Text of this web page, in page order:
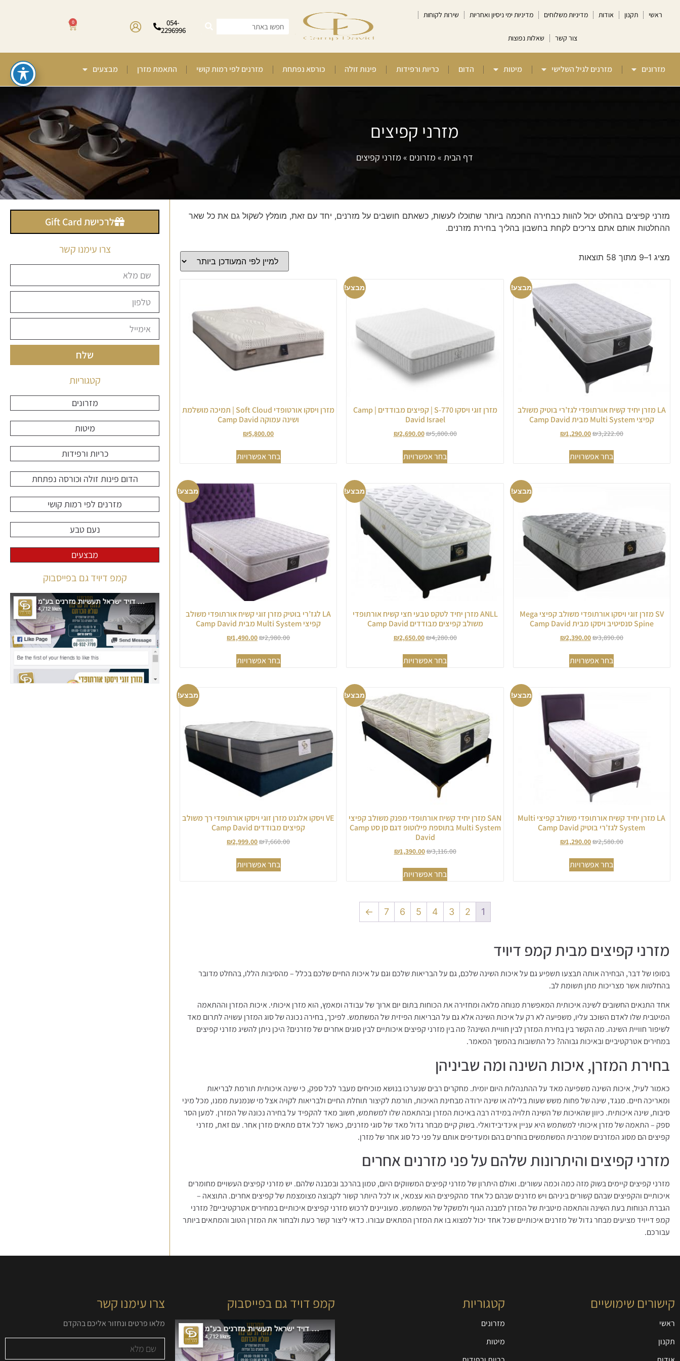
ראשי תקנון אודות מדיניות משלוחים מדיניות ימי ניסיון ואחריות שירות לקוחות
צור קשר שאלות נפוצות
054-
2296996
0
מזרונים מזרנים לגיל השלישי מיטות הדום כריות ורפידות פינות זולה כורסא נפתחת מזרנים לפי רמות קושי התאמת מזרן מבצעים
מזרני קפיצים
דף הבית » מזרונים » מזרני קפיצים
מזרני קפיצים בהחלט יכול להוות כבחירה החכמה ביותר שתוכלו לעשות, כשאתם חושבים על מזרנים, יחד עם זאת, מומלץ לשקול גם את כל שאר
ההחלטות אותם אתם צריכים לקחת בחשבון בהליך בחירת מזרנים.
מציג 1–9 מתוך 58 תוצאות
מבצע!
LA מזרן יחיד קשיח אורתופדי לגז’רי בוטיק משולב
קפיצי Multi System מבית Camp David
₪3,222.00
₪1,290.00
בחר אפשרויות
מבצע!
מזרן זוגי ויסקו 770-S | קפיצים מבודדים | Camp
David Israel
₪5,800.00
₪2,690.00
בחר אפשרויות
מזרן ויסקו אורטופדי Soft Cloud | תמיכה מושלמת
ושינה עמוקה Camp David
₪5,800.00
בחר אפשרויות
מבצע!
SV מזרן זוגי ויסקו אורתופדי משולב קפיצי Mega
Spine סנסיטיב ויסקו מבית Camp David
₪3,890.00
₪2,390.00
בחר אפשרויות
מבצע!
ANLL מזרן יחיד לטקס טבעי חצי קשיח אורתופדי
משולב קפיצים מבודדים Camp David
₪4,280.00
₪2,650.00
בחר אפשרויות
מבצע!
LA לגז’רי בוטיק מזרן זוגי קשיח אורתופדי משולב
קפיצי Multi System מבית Camp David
₪2,980.00
₪1,490.00
בחר אפשרויות
מבצע!
LA מזרן יחיד קשיח אורתופדי משולב קפיצי Multi
System לגז’רי בוטיק Camp David
₪2,580.00
₪1,290.00
בחר אפשרויות
מבצע!
SAN מזרן יחיד קשיח אורתופדי מפנק משולב קפיצי
Multi System בתוספת פילוטופ דגם סן סט Camp
David
₪3,116.00
₪1,390.00
בחר אפשרויות
מבצע!
VE ויסקו אלגנט מזרן זוגי ויסקו אורתופדי רך משולב
קפיצים מבודדים Camp David
₪7,660.00
₪2,999.00
בחר אפשרויות
1
2
3
4
5
6
7
←
מזרני קפיצים מבית קמפ דיויד
בסופו של דבר, הבחירה אותה תבצעו תשפיע גם על איכות השינה שלכם, גם על הבריאות שלכם וגם על איכות החיים שלכם בכלל – מהסיבות הללו, בהחלט מדובר
בהחלטות אשר מצריכות מתן תשומת לב.
אחד התנאים החשובים לשינה איכותית המאפשרת מנוחה מלאה ומחזירה את הכוחות בתום יום ארוך של עבודה ומאמץ, הוא מזרן איכותי. איכות המזרן וההתאמה
המיטבית שלו לאדם השוכב עליו, משפיעה לא רק על איכות השינה אלא גם על הבריאות הפיזית של המשתמש. לפיכך, בחירה נכונה של סוג המזרן עשויה לתרום מאד
לשיפור חוויית השינה. מה הקשר בין בחירת המזרן לבין חוויית השינה? מה בין מזרני קפיצים איכותיים לבין סוגים אחרים של מזרנים? היכן ניתן להשיג מזרני קפיצים
במחירים אטרקטיביים ובאיכות גבוהה? כל התשובות בהמשך המאמר.
בחירת המזרן, איכות השינה ומה שביניהן
כאמור לעיל, איכות השינה משפיעה מאד על ההתנהלות היום יומית. מחקרים רבים שנערכו בנושא מוכיחים מעבר לכל ספק, כי שינה איכותית תורמת לבריאות
ומאריכה חיים. מנגד, שינה של פחות משש שעות בלילה או שינה ירודה מבחינת האיכות, תורמת לקיצור תוחלת החיים ולבריאות לקויה אצל מי שנמנעת ממנו, מכל מיני
סיבות, שינה איכותית. כיוון שהאיכות של השינה תלויה במידה רבה באיכות המזרן ובהתאמה שלו למשתמש, חשוב מאד להקפיד על בחירה נכונה של המזרן. למען הסר
ספק – התאמה של מזרן איכותי למשתמש היא עניין אינדיבידואלי. בשוק קיים מבחר גדול מאד של סוגי מזרנים, כאשר לכל אדם מתאים מזרן אחר. עם זאת, מזרני
קפיצים הם מסוג המזרנים שמרבית המשתמשים בוחרים בהם ומעדיפים אותם על פני כל סוג אחר של מזרן.
מזרני קפיצים והיתרונות שלהם על פני מזרנים אחרים
מזרני קפיצים קיימים בשוק מזה כמה וכמה עשורים. ואולם היתרון של מזרני קפיצים המשווקים היום, טמון בהרכב ובמבנה שלהם. יש מזרני קפיצים העשויים מחומרים
איכותיים והקפיצים שבהם קשורים ביניהם ויש מזרנים שבהם כל אחד מהקפיצים הוא עצמאי, או לכל היותר קשור לקבוצה מצומצמת של קפיצים אחרים. התוצאה –
הגברת הנוחות בעת השינה והתאמה מיטבית של המזרן למבנה הגוף ולמשקל של המשתמש. מעוניינים לרכוש מזרני קפיצים איכותיים במחירים אטרקטיביים? מזרני
קמפ דייויד מציעים מבחר גדול של מזרנים איכותיים שכל אחד יכול למצוא בו את המזרן המתאים עבורו. כדאי ליצור קשר כעת ולבחור את המזרן הטוב והמתאים ביותר
עבורכם.
לרכישת Gift Card
צרו עימנו קשר
שלח
קטגוריות
מזרונים
מיטות
כריות ורפידות
הדום פינות זולה וכורסה נפתחת
מזרנים לפי רמות קושי
נעם טבע
מבצעים
קמפ דיויד גם בפייסבוק
קישורים שימושיים
ראשי
תקנון
קטגוריות
מזרונים
מיטות
קמפ דויד גם בפייסבוק צרו עימנו קשר
מלאו פרטים ונחזור אליכם בהקדם